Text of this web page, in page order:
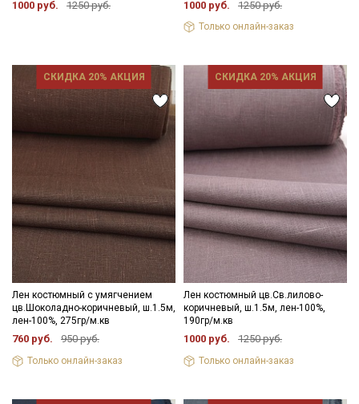
1000 руб. 1250 руб. 1000 руб. 1250 руб.
Только онлайн-заказ
СКИДКА 20% АКЦИЯ
Лен костюмный с умягчением
цв.Шоколадно-коричневый, ш.1.5м,
лен-100%, 275гр/м.кв
760 руб. 950 руб.
Только онлайн-заказ
СКИДКА 20% АКЦИЯ
Лен костюмный цв.Св.лилово-
коричневый, ш.1.5м, лен-100%,
190гр/м.кв
1000 руб. 1250 руб.
Только онлайн-заказ